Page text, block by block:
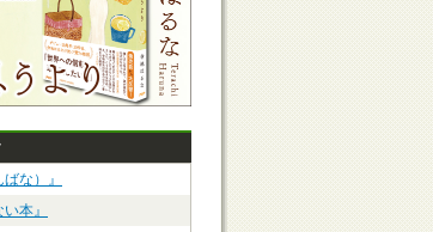
な）』
本』